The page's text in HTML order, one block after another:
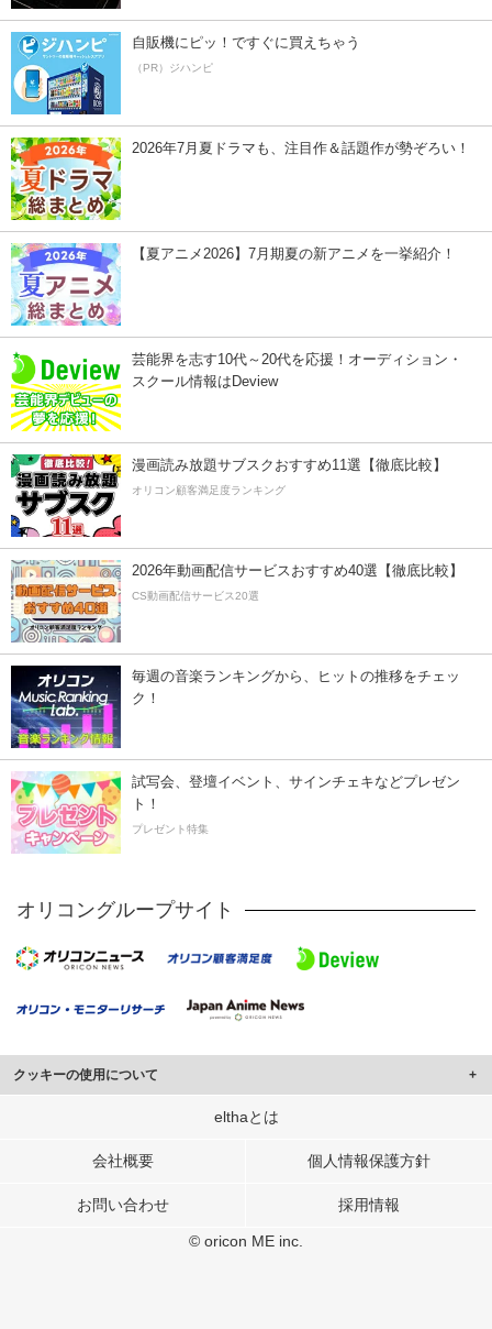
自販機にピッ！ですぐに買えちゃう
（PR）ジハンピ
2026年7月夏ドラマも、注目作＆話題作が勢ぞろい！
【夏アニメ2026】7月期夏の新アニメを一挙紹介！
芸能界を志す10代～20代を応援！オーディション・
スクール情報はDeview
漫画読み放題サブスクおすすめ11選【徹底比較】
オリコン顧客満足度ランキング
2026年動画配信サービスおすすめ40選【徹底比較】
CS動画配信サービス20選
毎週の音楽ランキングから、ヒットの推移をチェッ
ク！
試写会、登壇イベント、サインチェキなどプレゼン
ト！
プレゼント特集
オリコングループサイト
クッキーの使用について
このサイトでは Cookie を使用して、ユーザーに合わせたコンテンツや広告の
行っています。
メディアや広告配信、データ解析の各パートナーに提供しています。
elthaとは
会社概要 個人情報保護方針
お問い合わせ 採用情報
© oricon ME inc.